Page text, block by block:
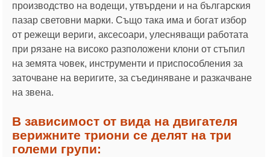
производство на водещи, утвърдени и на българския
пазар световни марки. Също така има и богат избор
от режещи вериги, аксесоари, улесняващи работата
при рязане на високо разположени клони от стъпил
на земята човек, инструменти и приспособления за
заточване на веригите, за съединяване и разкачване
на звена.
В зависимост от вида на двигателя
верижните триони се делят на три
големи групи: